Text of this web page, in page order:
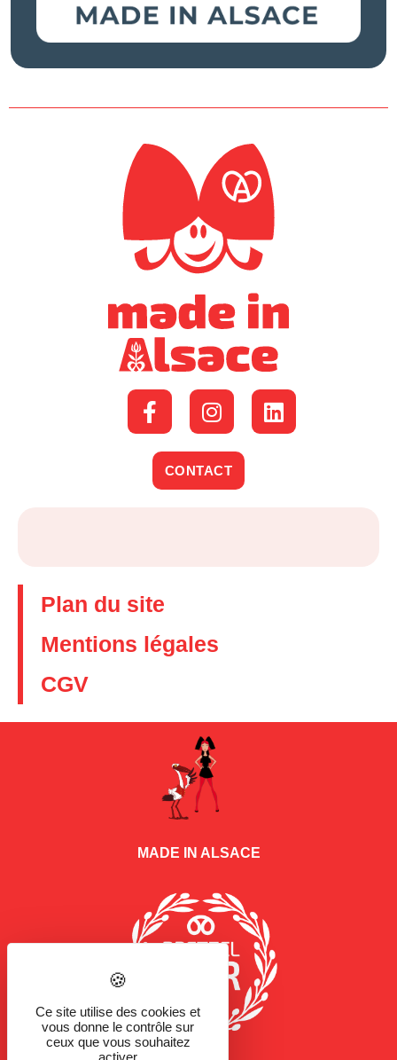
CONTACT
Plan du site
Mentions légales
CGV
MADE IN ALSACE
Ce site utilise des cookies et
vous donne le contrôle sur
ceux que vous souhaitez
activer